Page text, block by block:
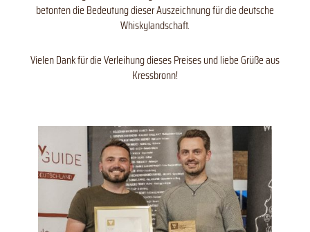
betonten die Bedeutung dieser Auszeichnung für die deutsche
Whiskylandschaft.
Vielen Dank für die Verleihung dieses Preises und liebe Grüße aus
Kressbronn!